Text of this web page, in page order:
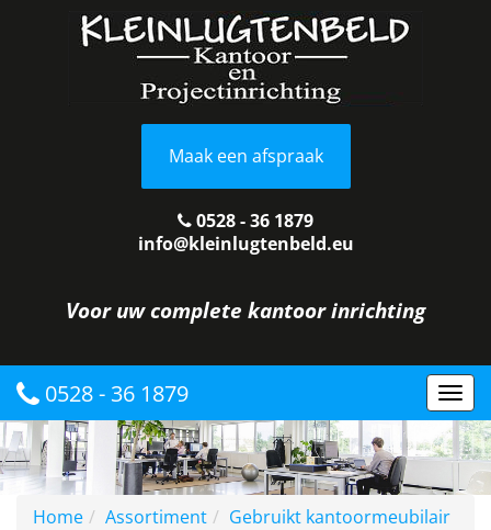
Maak een afspraak
0528 - 36 1879
info@kleinlugtenbeld.eu
Voor uw complete kantoor inrichting
0528 - 36 1879
Home Assortiment
Gebruikt kantoormeubilair